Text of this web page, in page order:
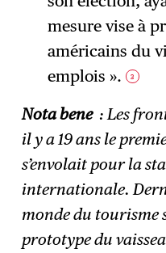
mesure vise à
américains du
emplois ».
3
Nota bene : Les
il y a 19 ans le
s’envolait pour la
internationale.
monde du tourisme
prototype du